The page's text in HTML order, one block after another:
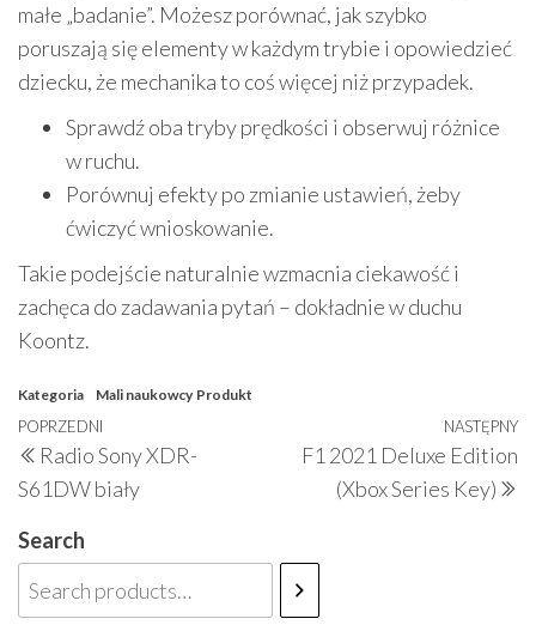
małe „badanie”. Możesz porównać, jak szybko
poruszają się elementy w każdym trybie i opowiedzieć
dziecku, że mechanika to coś więcej niż przypadek.
Sprawdź oba tryby prędkości i obserwuj różnice
w ruchu.
Porównuj efekty po zmianie ustawień, żeby
ćwiczyć wnioskowanie.
Takie podejście naturalnie wzmacnia ciekawość i
zachęca do zadawania pytań – dokładnie w duchu
Koontz.
Kategoria Mali naukowcy Produkt
Nawigacja
wpisu
Poprzedni
wpis
POPRZEDNI
Radio Sony XDR-
S61DW biały
NASTĘPNY
F1 2021 Deluxe Edition
(Xbox Series Key)
Search